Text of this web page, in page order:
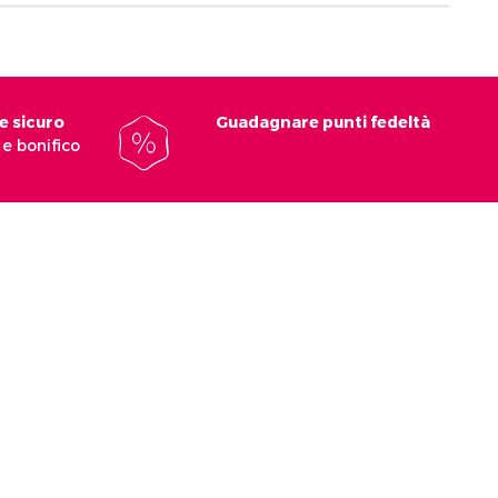
sicuro
e bonifico
Guadagnare punti fedeltà